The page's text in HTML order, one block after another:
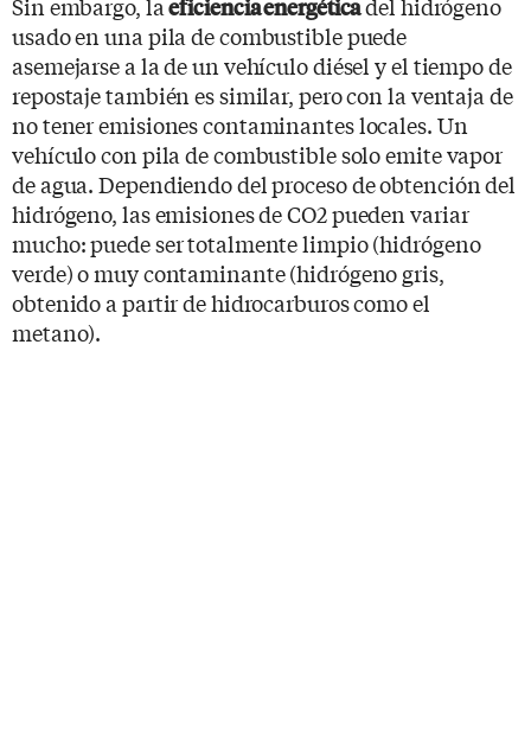
eficiencia energética
usado en una pila de combustible puede
asemejarse a la de un vehículo diésel y el tiempo de
repostaje también es similar, pero con la ventaja de
no tener emisiones contaminantes locales. Un
vehículo con pila de combustible solo emite vapor
de agua. Dependiendo del proceso de obtención del
hidrógeno, las emisiones de CO2 pueden variar
mucho: puede ser totalmente limpio (hidrógeno
verde) o muy contaminante (hidrógeno gris,
obtenido a partir de hidrocarburos como el
metano).